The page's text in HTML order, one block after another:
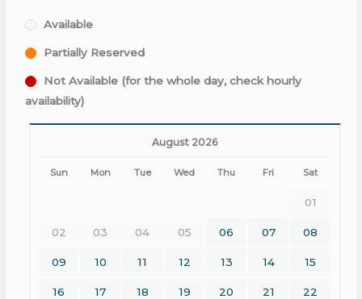
Available
Partially Reserved
Not Available (for the whole day, check hourly
availability)
August 2026
Sun Mon Tue Wed Thu Fri Sat
01
02 03 04 05 06 07 08
09 10 11 12 13 14 15
16 17 18 19 20 21 22